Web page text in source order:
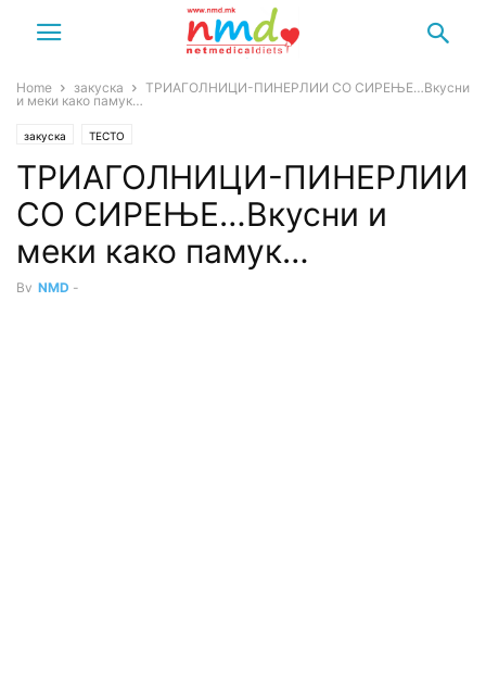
Home закуска
ТРИАГОЛНИЦИ-ПИНЕРЛИИ СО СИРЕЊЕ…Вкусни
и меки како памук…
закуска ТЕСТО
ТРИАГОЛНИЦИ-ПИНЕРЛИИ
СО СИРЕЊЕ…Вкусни и
меки како памук…
By NMD -